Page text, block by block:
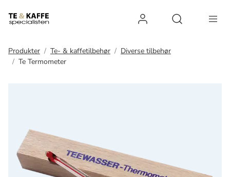
Log ind
Produkter Te- & kaffetilbehør
Diverse tilbehør
Te Termometer